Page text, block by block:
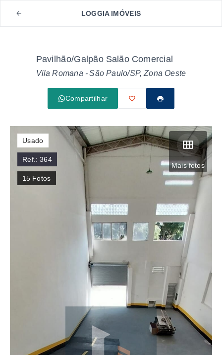
LOGGIA IMÓVEIS
Pavilhão/Galpão Salão Comercial
Vila Romana - São Paulo/SP, Zona Oeste
Compartilhar
Mais fotos
Usado
Ref.:364
15 Fotos